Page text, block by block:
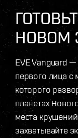
НОВОМ
EVE Vanguard
первого лица с
которого
планетах
места
захватывайте